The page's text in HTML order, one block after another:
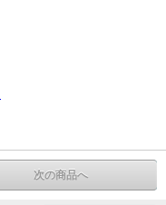
次の商品へ